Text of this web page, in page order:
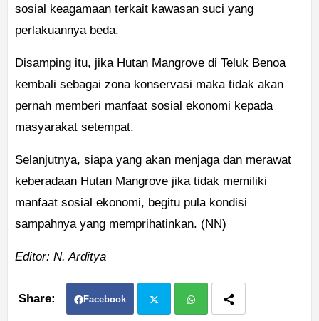
sosial keagamaan terkait kawasan suci yang
perlakuannya beda.
Disamping itu, jika Hutan Mangrove di Teluk Benoa
kembali sebagai zona konservasi maka tidak akan
pernah memberi manfaat sosial ekonomi kepada
masyarakat setempat.
Selanjutnya, siapa yang akan menjaga dan merawat
keberadaan Hutan Mangrove jika tidak memiliki
manfaat sosial ekonomi, begitu pula kondisi
sampahnya yang memprihatinkan. (NN)
Editor: N. Arditya
Facebook